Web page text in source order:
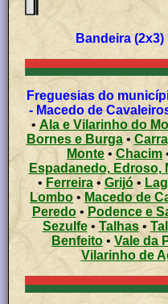
Bandeira
Freguesias do
- Macedo de
• Ala e Vilarinho do
Bornes e Burga •
Monte • Chacim
Espadanedo, Edroso,
• Ferreira• Grijó•
Lombo • Macedo de
Peredo• Podence e
Sezulfe• Talhas•
Benfeito • Vale da
Vilarinho de